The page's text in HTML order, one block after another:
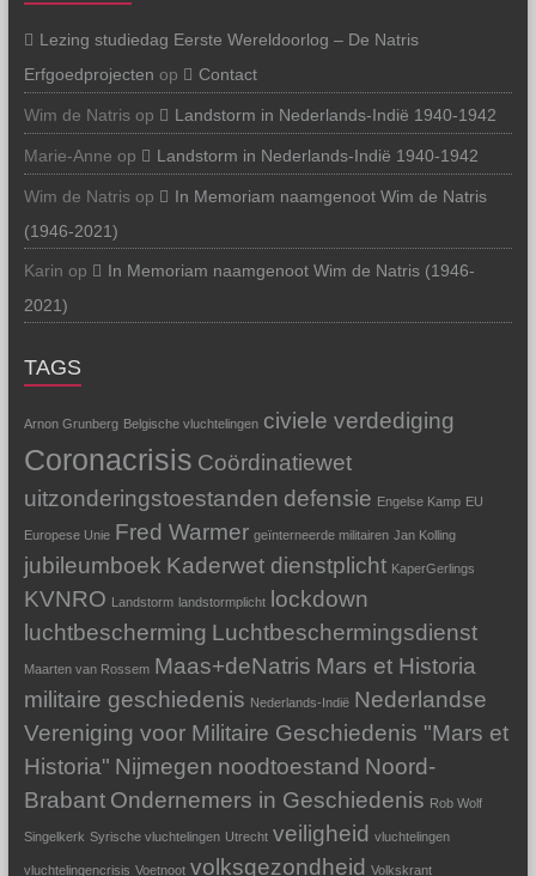
Lezing studiedag Eerste Wereldoorlog – De Natris
Erfgoedprojecten op Contact
Wim de Natrisop Landstorm in Nederlands-Indië 1940-1942
Marie-Anne op Landstorm in Nederlands-Indië 1940-1942
Wim de Natrisop
In Memoriam naamgenoot Wim de Natris
(1946-2021)
Karin op
In Memoriam naamgenoot Wim de Natris (1946-
2021)
TAGS
Arnon Grunberg Belgische vluchtelingen civiele verdediging
Coronacrisis Coördinatiewet
uitzonderingstoestanden defensie Engelse Kamp EU
Europese Unie Fred Warmer geïnterneerde militairen Jan Kolling
jubileumboek Kaderwet dienstplicht KaperGerlings
KVNRO Landstorm landstormplicht
lockdown
luchtbescherming Luchtbeschermingsdienst
Maarten van Rossem Maas+deNatris Mars et Historia
militaire geschiedenis Nederlands-Indië Nederlandse
Vereniging voor Militaire Geschiedenis "Mars et
Historia" Nijmegen noodtoestand Noord-
Brabant Ondernemers in Geschiedenis Rob Wolf
Singelkerk Syrische vluchtelingen Utrecht veiligheid vluchtelingen
vluchtelingencrisis Voetnoot volksgezondheid Volkskrant